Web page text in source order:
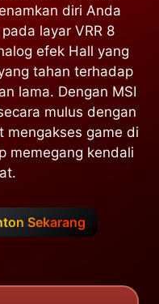
diri Anda
layar VRR 8
efek Hall yang
tahan terhadap
lama. Dengan MSI
mulus dengan
mengakses game di
memegang kendali
Sekarang